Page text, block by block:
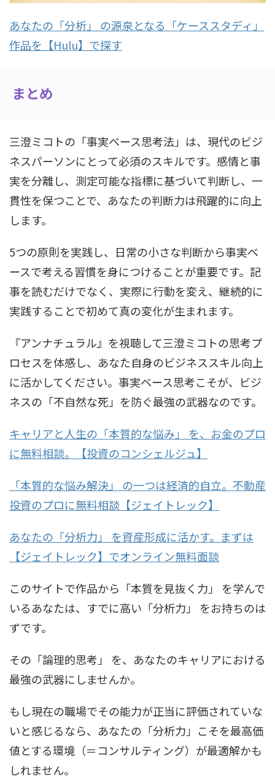
あなたの「分析」 の源泉となる「ケーススタディ」
作品を【Hulu】で探す
まとめ
三澄ミコトの「事実ベース思考法」は、現代のビジ
ネスパーソンにとって必須のスキルです。感情と事
実を分離し、測定可能な指標に基づいて判断し、一
貫性を保つことで、あなたの判断力は飛躍的に向上
します。
5つの原則を実践し、日常の小さな判断から事実ベ
ースで考える習慣を身につけることが重要です。記
事を読むだけでなく、実際に行動を変え、継続的に
実践することで初めて真の変化が生まれます。
『アンナチュラル』を視聴して三澄ミコトの思考プ
ロセスを体感し、あなた自身のビジネススキル向上
に活かしてください。事実ベース思考こそが、ビジ
ネスの「不自然な死」を防ぐ最強の武器なのです。
キャリアと人生の「本質的な悩み」 を、お金のプロ
に無料相談。【投資のコンシェルジュ】
「本質的な悩み解決」 の一つは経済的自立。不動産
投資のプロに無料相談【ジェイトレック】
あなたの「分析力」 を資産形成に活かす。まずは
【ジェイトレック】でオンライン無料面談
このサイトで作品から「本質を見抜く力」 を学んで
いるあなたは、すでに高い「分析力」 をお持ちのは
ずです。
その「論理的思考」 を、あなたのキャリアにおける
最強の武器にしませんか。
もし現在の職場でその能力が正当に評価されていな
いと感じるなら、あなたの「分析力」こそを最高価
値とする環境（＝コンサルティング）が最適解かも
しれません。